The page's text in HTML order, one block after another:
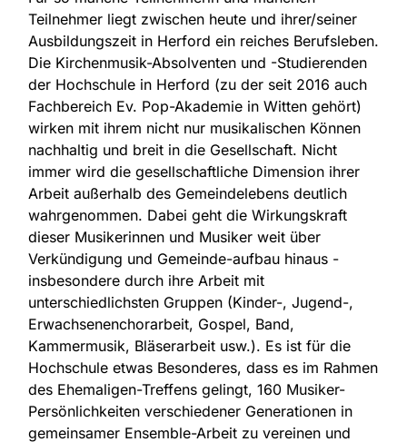
Teilnehmer liegt zwischen heute und ihrer/seiner
Ausbildungszeit in Herford ein reiches Berufsleben.
Die Kirchenmusik-Absolventen und -Studierenden
der Hochschule in Herford (zu der seit 2016 auch
Fachbereich Ev. Pop-Akademie in Witten gehört)
wirken mit ihrem nicht nur musikalischen Können
nachhaltig und breit in die Gesellschaft. Nicht
immer wird die gesellschaftliche Dimension ihrer
Arbeit außerhalb des Gemeindelebens deutlich
wahrgenommen. Dabei geht die Wirkungskraft
dieser Musikerinnen und Musiker weit über
Verkündigung und Gemeinde-aufbau hinaus -
insbesondere durch ihre Arbeit mit
unterschiedlichsten Gruppen (Kinder-, Jugend-,
Erwachsenenchorarbeit, Gospel, Band,
Kammermusik, Bläserarbeit usw.). Es ist für die
Hochschule etwas Besonderes, dass es im Rahmen
des Ehemaligen-Treffens gelingt, 160 Musiker-
Persönlichkeiten verschiedener Generationen in
gemeinsamer Ensemble-Arbeit zu vereinen und